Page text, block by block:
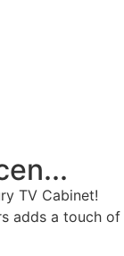
TV Cabinet!
adds a touch of